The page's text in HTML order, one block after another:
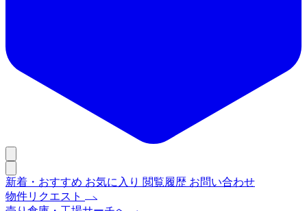
新着・おすすめ お気に入り 閲覧履歴 お問い合わせ
物件リクエスト